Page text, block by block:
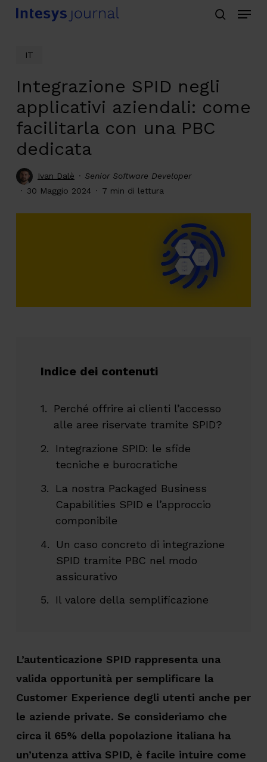
Skip
Menu
IT
Integrazione SPID negli
applicativi aziendali: come
facilitarla con una PBC
dedicata
Ivan Dalè
Senior Software Developer
30 Maggio 2024
7 min di lettura
Indice dei contenuti
Perché offrire ai clienti l’accesso
alle aree riservate tramite SPID?
Integrazione SPID: le sfide
tecniche e burocratiche
La nostra Packaged Business
Capabilities SPID e l’approccio
componibile
Un caso concreto di integrazione
SPID tramite PBC nel modo
assicurativo
Il valore della semplificazione
L’autenticazione SPID rappresenta una
valida opportunità per semplificare la
Customer Experience degli utenti anche per
le aziende private. Se consideriamo che
circa il 65% della popolazione italiana ha
un’utenza attiva SPID, è facile intuire come